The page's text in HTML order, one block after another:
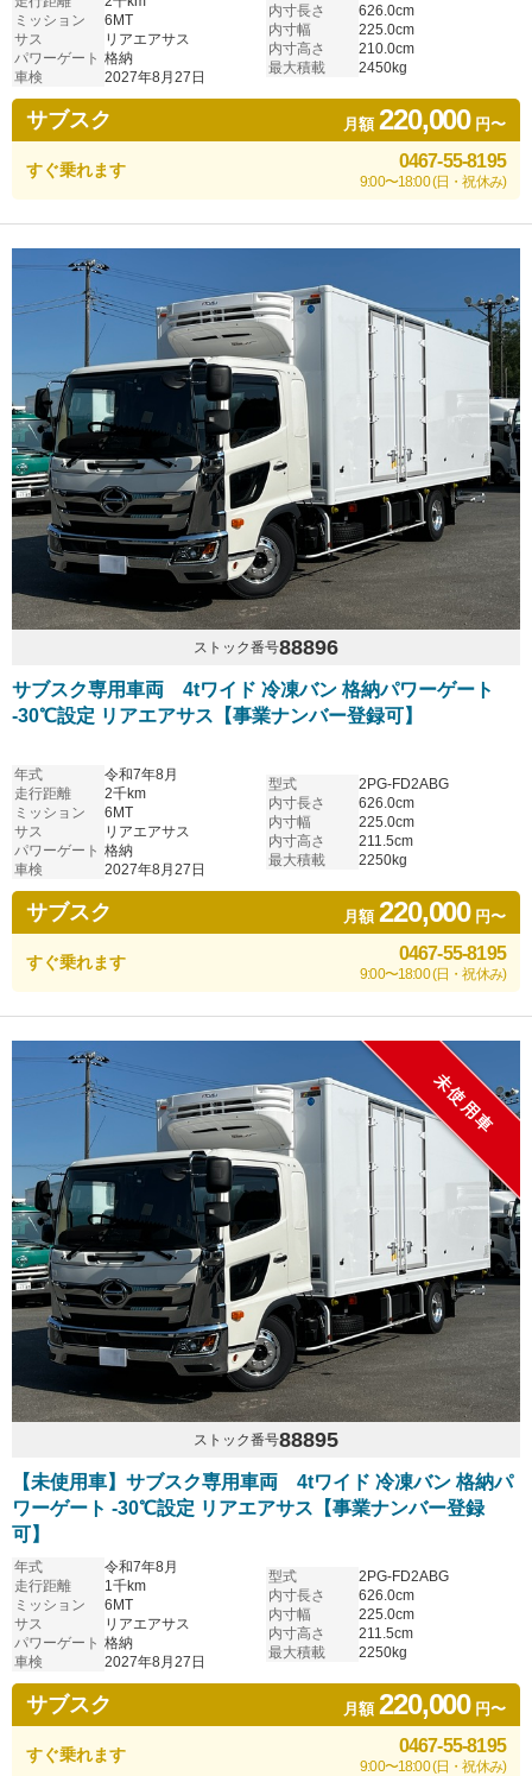
ミッション
6MT
サス
リアエアサス
パワーゲート 格納
車検
2027年8月27日
内寸長さ
626.0cm
内寸幅
225.0cm
内寸高さ
210.0cm
最大積載
2450kg
サブスク 月額220,000円〜
すぐ乗れます 0467-55-8195
9:00〜18:00 (日・祝休み)
ストック番号88896
サブスク専用車両 4tワイド 冷凍バン 格納パワーゲート
-30℃設定 リアエアサス【事業ナンバー登録可】
年式
令和7年8月
走行距離
2千km
ミッション
6MT
サス
リアエアサス
パワーゲート 格納
車検
2027年8月27日
型式
2PG-FD2ABG
内寸長さ
626.0cm
内寸幅
225.0cm
内寸高さ
211.5cm
最大積載
2250kg
サブスク 月額220,000円〜
すぐ乗れます 0467-55-8195
9:00〜18:00 (日・祝休み)
未使用車
ストック番号88895
【未使用車】サブスク専用車両 4tワイド 冷凍バン 格納パ
ワーゲート -30℃設定 リアエアサス【事業ナンバー登録
可】
年式
令和7年8月
走行距離
1千km
ミッション
6MT
サス
リアエアサス
パワーゲート 格納
車検
2027年8月27日
型式
2PG-FD2ABG
内寸長さ
626.0cm
内寸幅
225.0cm
内寸高さ
211.5cm
最大積載
2250kg
サブスク 月額220,000円〜
すぐ乗れます 0467-55-8195
9:00〜18:00 (日・祝休み)